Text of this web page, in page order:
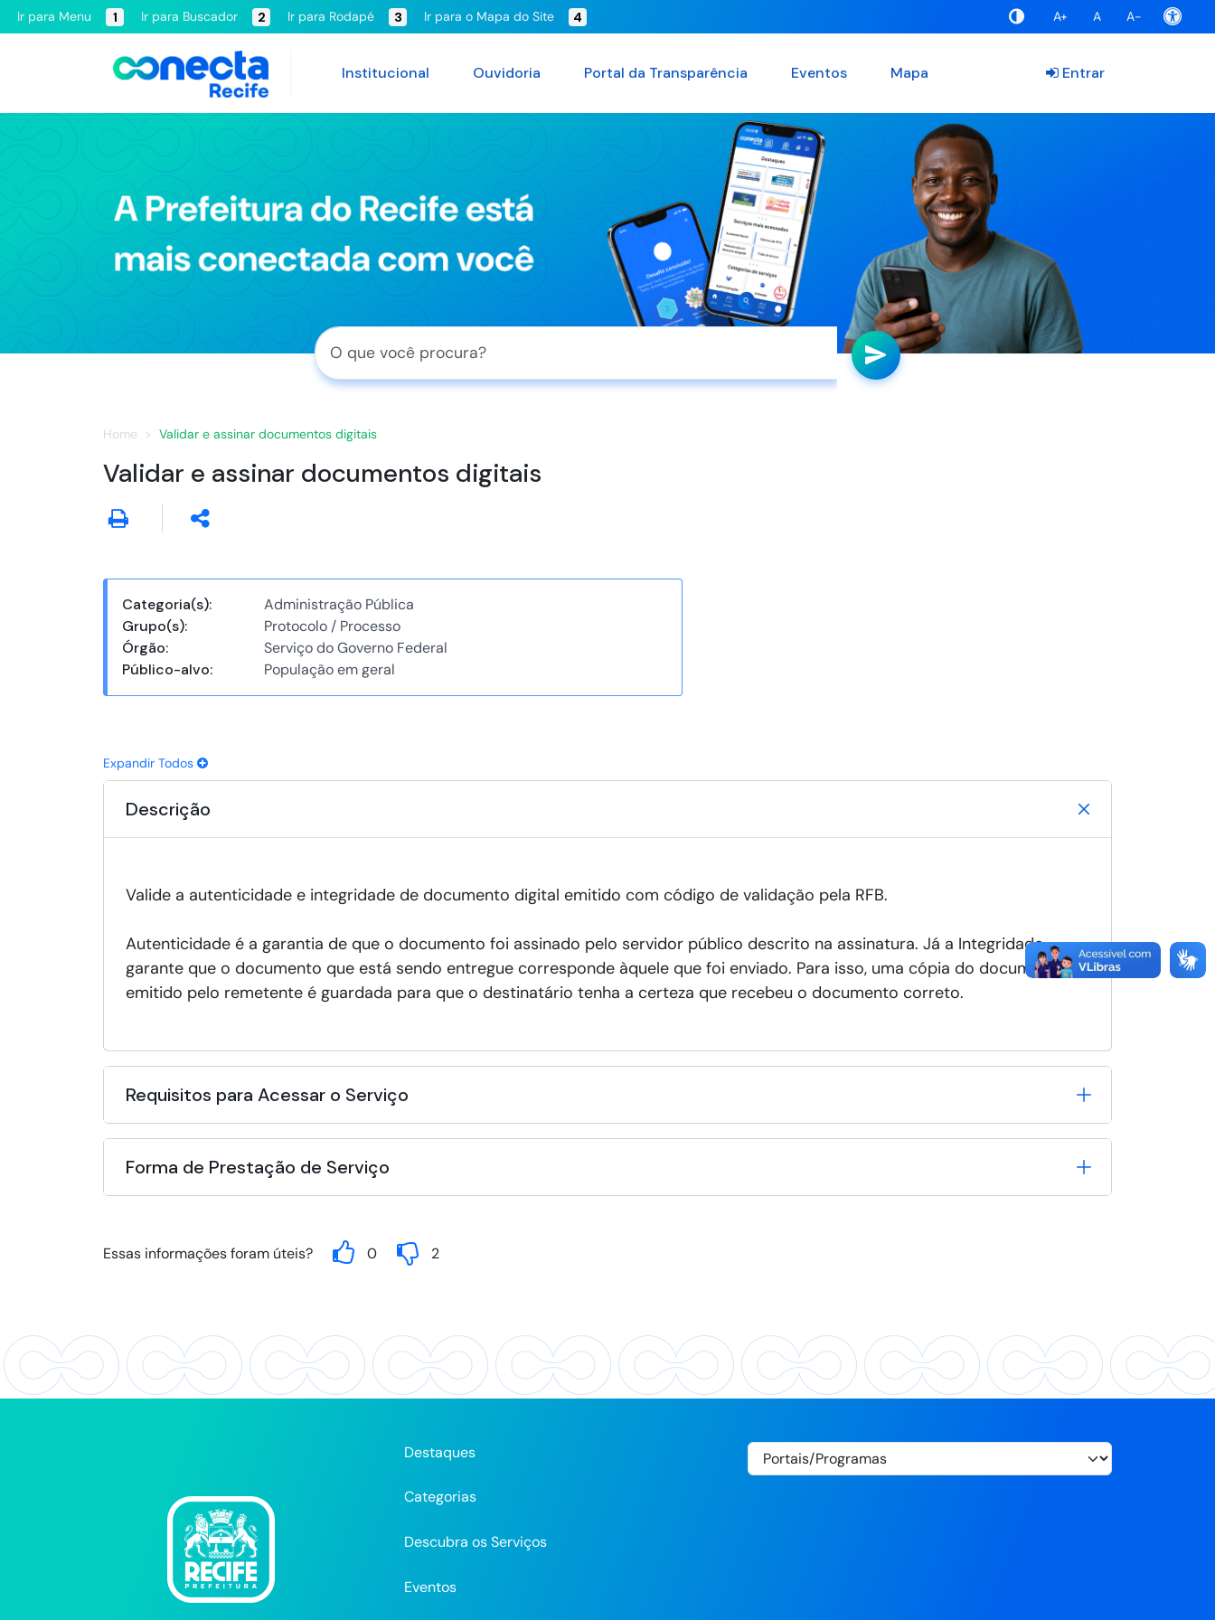
Ir para Menu 1 Ir para Buscador 2 Ir para Rodapé 3 Ir para o Mapa do Site 4 A+ A A-
Institucional Ouvidoria Portal da Transparência Eventos Mapa Entrar
Home Validar e assinar documentos digitais
Validar e assinar documentos digitais
Categoria(s):
Administração Pública
Grupo(s):
Protocolo / Processo
Órgão:
Serviço do Governo Federal
Público-alvo:
População em geral
Expandir Todos
Descrição
Valide a autenticidade e integridade de documento digital emitido com código de validação pela RFB.
Autenticidade é a garantia de que o documento foi assinado pelo servidor público descrito na assinatura. Já a Integridade
garante que o documento que está sendo entregue corresponde àquele que foi enviado. Para isso, uma cópia do documento
emitido pelo remetente é guardada para que o destinatário tenha a certeza que recebeu o documento correto.
Requisitos para Acessar o Serviço
Forma de Prestação de Serviço
Essas informações foram úteis? 0 2
Destaques
Categorias
Descubra os Serviços
Eventos